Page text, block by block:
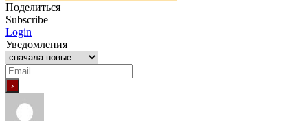
Поделиться
Subscribe
Login
Уведомления